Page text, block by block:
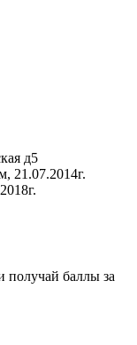
д5
21.07.2014г.
получай баллы за